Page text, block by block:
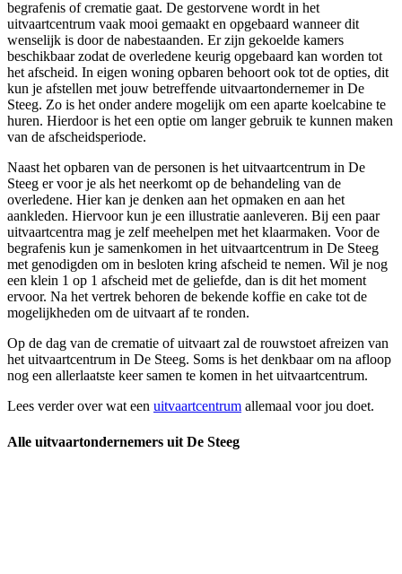
begrafenis of crematie gaat. De gestorvene wordt in het
uitvaartcentrum vaak mooi gemaakt en opgebaard wanneer dit
wenselijk is door de nabestaanden. Er zijn gekoelde kamers
beschikbaar zodat de overledene keurig opgebaard kan worden tot
het afscheid. In eigen woning opbaren behoort ook tot de opties, dit
kun je afstellen met jouw betreffende uitvaartondernemer in De
Steeg. Zo is het onder andere mogelijk om een aparte koelcabine te
huren. Hierdoor is het een optie om langer gebruik te kunnen maken
van de afscheidsperiode.
Naast het opbaren van de personen is het uitvaartcentrum in De
Steeg er voor je als het neerkomt op de behandeling van de
overledene. Hier kan je denken aan het opmaken en aan het
aankleden. Hiervoor kun je een illustratie aanleveren. Bij een paar
uitvaartcentra mag je zelf meehelpen met het klaarmaken. Voor de
begrafenis kun je samenkomen in het uitvaartcentrum in De Steeg
met genodigden om in besloten kring afscheid te nemen. Wil je nog
een klein 1 op 1 afscheid met de geliefde, dan is dit het moment
ervoor. Na het vertrek behoren de bekende koffie en cake tot de
mogelijkheden om de uitvaart af te ronden.
Op de dag van de crematie of uitvaart zal de rouwstoet afreizen van
het uitvaartcentrum in De Steeg. Soms is het denkbaar om na afloop
nog een allerlaatste keer samen te komen in het uitvaartcentrum.
Lees verder over wat een uitvaartcentrum allemaal voor jou doet.
Alle uitvaartondernemers uit De Steeg